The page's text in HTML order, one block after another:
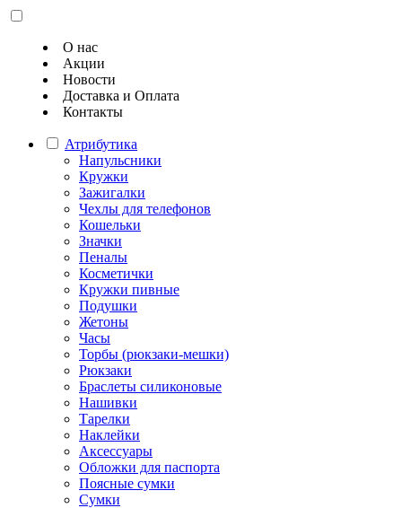
О нас
Акции
Новости
Доставка и Оплата
Контакты
Атрибутика
Напульсники
Кружки
Зажигалки
Чехлы для телефонов
Кошельки
Значки
Пеналы
Косметички
Кружки пивные
Подушки
Жетоны
Часы
Торбы (рюкзаки-мешки)
Рюкзаки
Браслеты силиконовые
Нашивки
Тарелки
Наклейки
Аксессуары
Обложки для паспорта
Поясные сумки
Сумки